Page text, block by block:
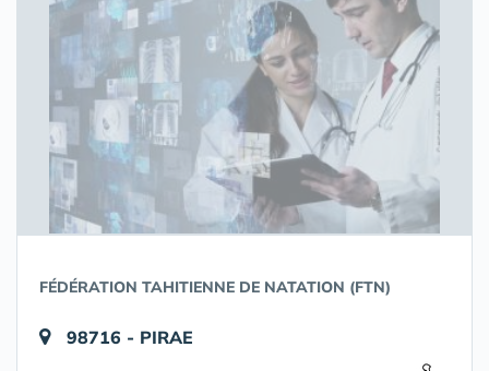
FÉDÉRATION TAHITIENNE DE NATATION (FTN)
98716 - PIRAE